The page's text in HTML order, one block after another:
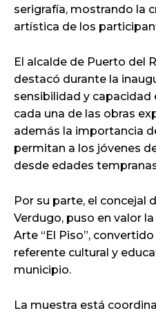
serigrafía, mostrando la
artística de los
El alcalde de Puerto del
destacó durante la
sensibilidad y
cada una de las obras
además la importancia
permitan a los jóvenes
desde edades
Por su parte, el concejal
Verdugo, puso en valor
Arte “El Piso”,
referente cultural y
municipio.
La muestra está